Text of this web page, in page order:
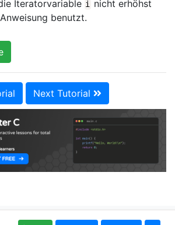
Iteratorvariable i
nicht erhöhst
Anweisung benutzt.
Next Tutorial
c.org. Read ourTerms of Use and